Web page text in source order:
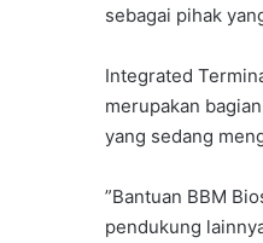
sebagai pihak
‎Integrated
merupakan
yang sedang
‎”Bantuan BBM
pendukung